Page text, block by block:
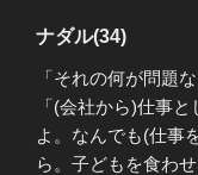
ナダル(34)
「それの何が問題
「(会社から)仕事
よ。なんでも(仕事
ら。子どもを食わ